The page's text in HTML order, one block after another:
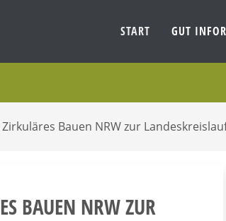
START GUT
Bauen NRW zur
BAUEN NRW ZUR